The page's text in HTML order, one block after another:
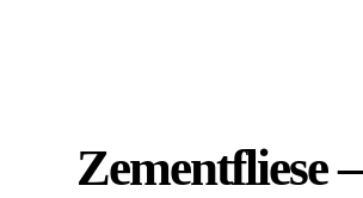
Zementfliese –